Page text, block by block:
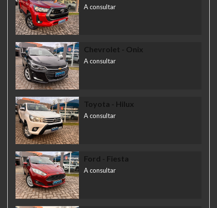
A consultar
Chevrolet - Onix
A consultar
Toyota - Hilux
A consultar
Ford - Fiesta
A consultar